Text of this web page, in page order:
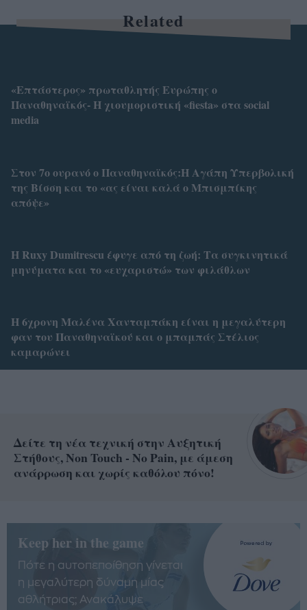
Related
«Επτάστερος» πρωταθλητής Ευρώπης ο
Παναθηναϊκός- Η χιουμοριστική «fiesta» στα social
media
Στον 7ο ουρανό ο Παναθηναϊκός:Η Αγάπη Υπερβολική
της Βίσση και το «ας είναι καλά ο Μπισμπίκης
απόψε»
Η Ruxy Dumitrescu έφυγε από τη ζωή: Τα συγκινητικά
μηνύματα και το «ευχαριστώ» των φιλάθλων
Η 6χρονη Μαλένα Χανταμπάκη είναι η μεγαλύτερη
φαν του Παναθηναϊκού και ο μπαμπάς Στέλιος
καμαρώνει
Δείτε τη νέα τεχνική στην Αυξητική
Στήθους, Non Touch - No Pain, με άμεση
ανάρρωση και χωρίς καθόλου πόνο!
Keep her in the game
Πότε η αυτοπεποίθηση γίνεται
η μεγαλύτερη δύναμη μίας
αθλήτριας; Ανακάλυψε